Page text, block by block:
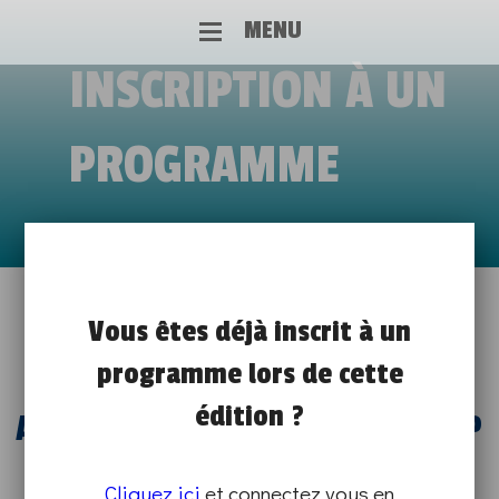
MENU
INSCRIPTION À UN
PROGRAMME
RENCONTRE JOSHUA CABRIOLE,
ASSISTANT PARTENARIAT EN
ALTERNANCE CHEZ COFIDIS GROUP
Vous êtes déjà inscrit à un
programme lors de cette
édition ?
Cliquez ici et connectez vous en